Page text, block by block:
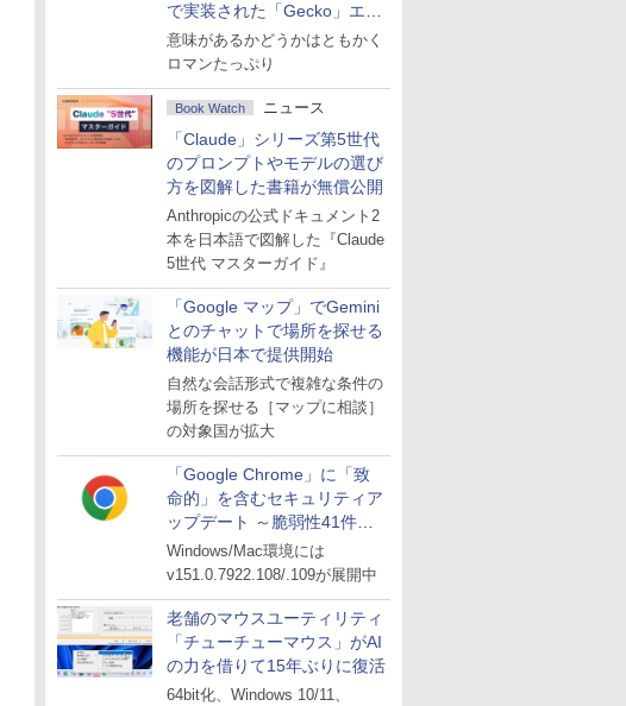
で実装された「Gecko」エン
ジン
意味があるかどうかはともかく
ロマンたっぷり
Book Watch ニュース
「Claude」シリーズ第5世代
のプロンプトやモデルの選び
方を図解した書籍が無償公開
Anthropicの公式ドキュメント2
本を日本語で図解した『Claude
5世代 マスターガイド』
「Google マップ」でGemini
とのチャットで場所を探せる
機能が日本で提供開始
自然な会話形式で複雑な条件の
場所を探せる［マップに相談］
の対象国が拡大
「Google Chrome」に「致
命的」を含むセキュリティア
ップデート ～脆弱性41件に
対処
Windows/Mac環境には
v151.0.7922.108/.109が展開中
老舗のマウスユーティリティ
「チューチューマウス」がAI
の力を借りて15年ぶりに復活
64bit化、Windows 10/11、